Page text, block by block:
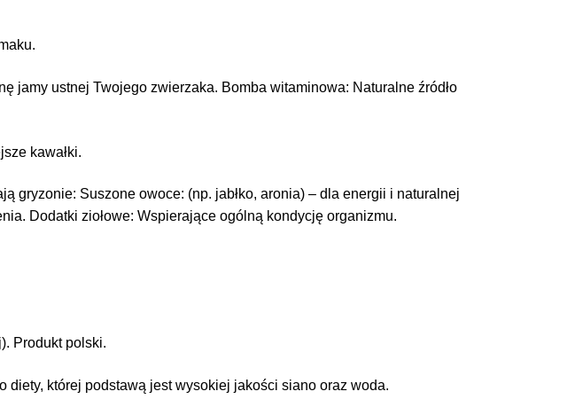
jamy ustnej Twojego zwierzaka. ​Bomba witaminowa: Naturalne źródło
kawałki.
gryzonie: ​Suszone owoce: (np. jabłko, aronia) – dla energii i naturalnej
​Dodatki ziołowe: Wspierające ogólną kondycję organizmu.
​Produkt polski.
diety, której podstawą jest wysokiej jakości siano oraz woda.